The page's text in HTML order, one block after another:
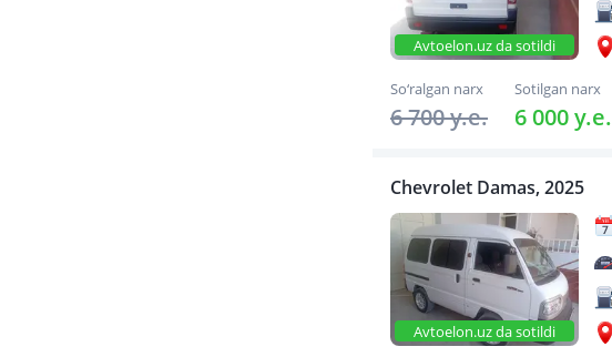
Avtoelon.uz da sotildi
So‘ralgan narx
6 700 y.e.
Sotilgan narx
6 000 y.e.
Chevrolet Damas, 2025
Avtoelon.uz da sotildi